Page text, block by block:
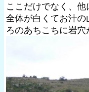
ここだけでなく、
全体が白くてお汁の
ろのあちこちに岩穴